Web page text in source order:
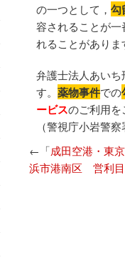
の一つとして， 勾
容されることが
れることがありま
弁護士法人あいち
す。 薬物事件での
ービスのご利用を
（警視庁小岩警
←「成田空港・東
浜市港南区 営利